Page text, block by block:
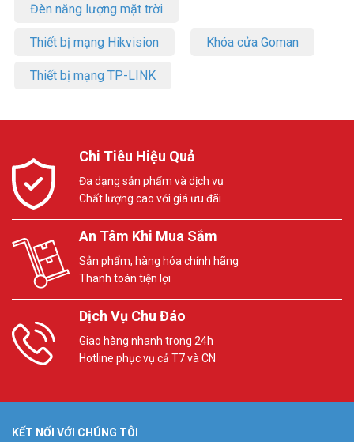
Đèn năng lượng mặt trời
Thiết bị mạng Hikvision Khóa cửa Goman
Thiết bị mạng TP-LINK
Chi Tiêu Hiệu Quả
Đa dạng sản phẩm và dịch vụ
Chất lượng cao với giá ưu đãi
An Tâm Khi Mua Sắm
Sản phẩm, hàng hóa chính hãng
Thanh toán tiện lợi
Dịch Vụ Chu Đáo
Giao hàng nhanh trong 24h
Hotline phục vụ cả T7 và CN
KẾT NỐI VỚI CHÚNG TÔI